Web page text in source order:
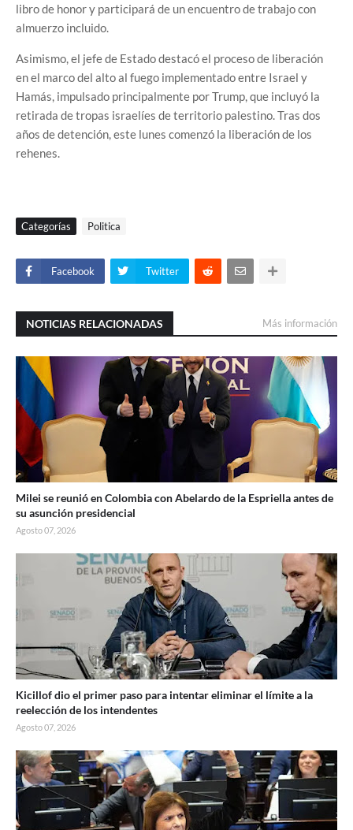
libro de honor y participará de un encuentro de trabajo con
almuerzo incluido.
Asimismo, el jefe de Estado destacó el proceso de liberación
en el marco del alto al fuego implementado entre Israel y
Hamás, impulsado principalmente por Trump, que incluyó la
retirada de tropas israelíes de territorio palestino. Tras dos
años de detención, este lunes comenzó la liberación de los
rehenes.
Categorías Politica
Facebook Twitter
NOTICIAS RELACIONADAS Más información
Milei se reunió en Colombia con Abelardo de la Espriella antes de
su asunción presidencial
Agosto 07, 2026
Kicillof dio el primer paso para intentar eliminar el límite a la
reelección de los intendentes
Agosto 07, 2026